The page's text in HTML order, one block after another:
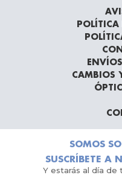
CAMBIOS
SOMOS
SUSCRÍBETE A
Y estarás al día de